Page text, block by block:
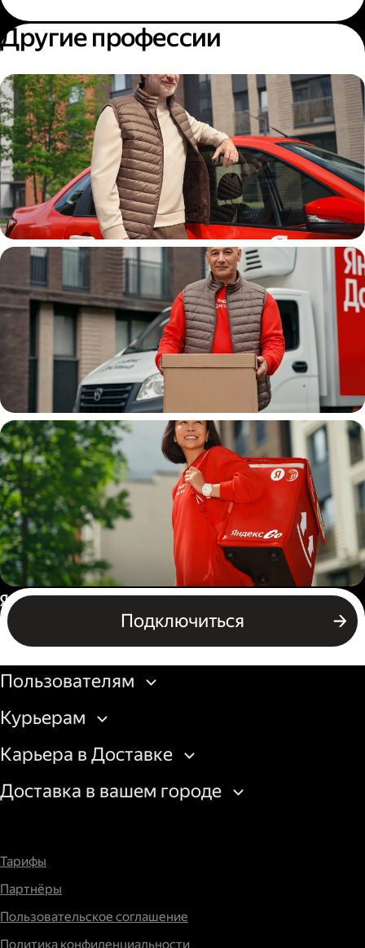
Другие профессии
Автокурьер
Водитель
грузовой машины
Пеший курьер
Подключиться
Россия
Бизнесу
Пользователям
Курьерам
Карьера в Доставке
Доставка в вашем городе
Тарифы
Партнёры
Пользовательское соглашение
Политика конфиденциальности